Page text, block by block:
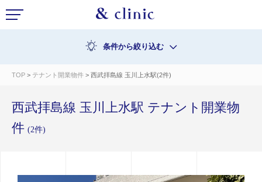
条件から絞り込む
TOP > テナント開業物件 > 西武拝島線 玉川上水駅(2件)
西武拝島線 玉川上水駅 テナント開業物
件 (2件)